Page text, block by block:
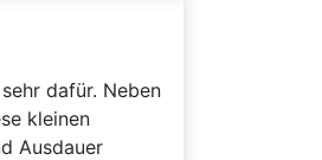
dafür. Neben
kleinen
Ausdauer